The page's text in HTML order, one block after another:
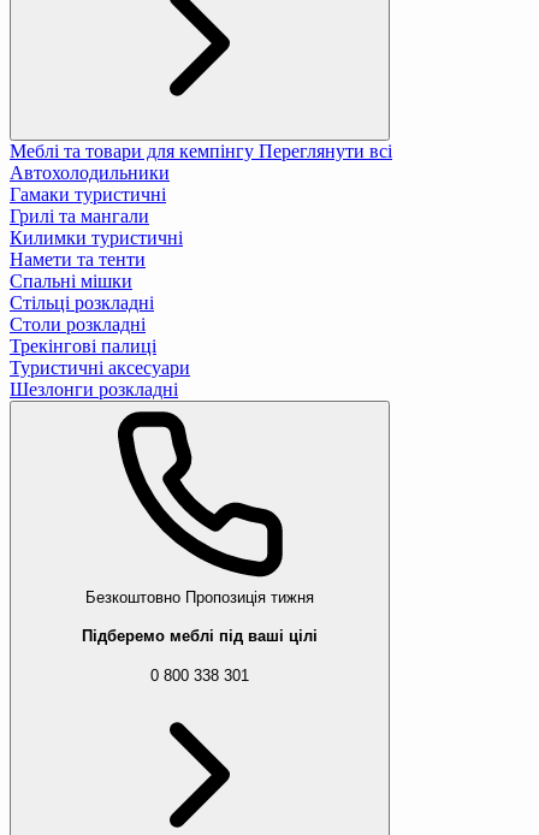
Меблі та товари для кемпінгу Переглянути всі
Автохолодильники
Гамаки туристичні
Грилі та мангали
Килимки туристичні
Намети та тенти
Спальні мішки
Стільці розкладні
Столи розкладні
Трекінгові палиці
Туристичні аксесуари
Шезлонги розкладні
Безкоштовно Пропозиція тижня
Підберемо меблі під ваші цілі
0 800 338 301